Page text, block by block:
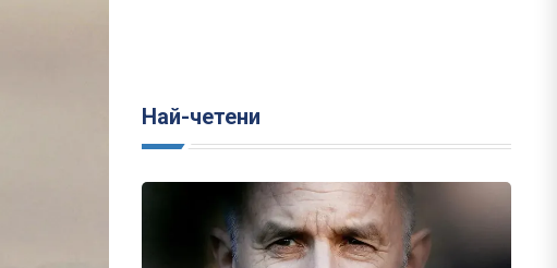
Най-четени